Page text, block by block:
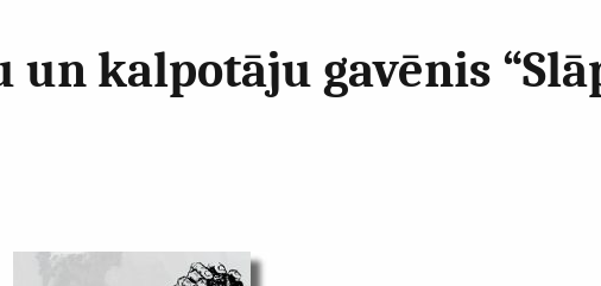
kalpotāju gavēnis